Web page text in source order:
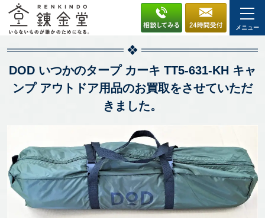
メニュー
DOD いつかのタープ カーキ TT5-631-KH キャ
ンプ アウトドア用品のお買取をさせていただ
きました。